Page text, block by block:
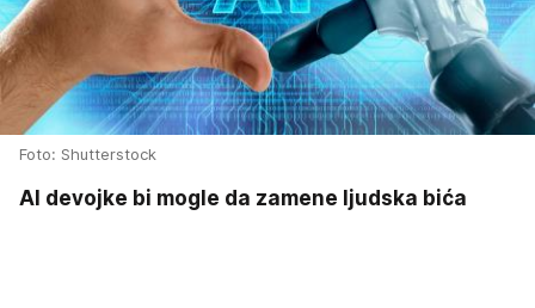
Foto: Shutterstock
AI devojke bi mogle da zamene ljudska bića